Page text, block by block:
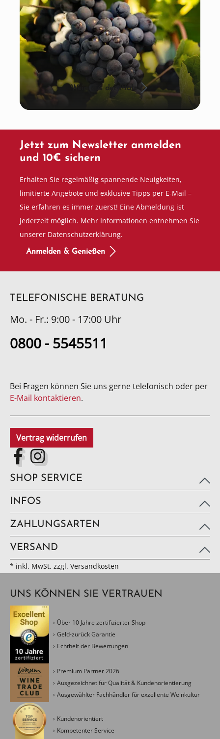
Wein aus der Pfalz
Jetzt zum Newsletter anmelden
und 10€ sichern
Erhalten Sie regelmäßig spannende Neuigkeiten,
limitierte Angebote und exklusive Tipps per E-Mail –
Sie erfahren es immer zuerst! Eine Abmeldung ist
jederzeit möglich. Mehr Informationen entnehmen Sie
unserer Datenschutzerklärung.
Anmelden & Genießen
TELEFONISCHE BERATUNG
Mo. - Fr.: 9:00 - 17:00 Uhr
0800 - 5545511
Bei Fragen können Sie uns gerne telefonisch oder per
E-Mail kontaktieren.
Vertrag widerrufen
SHOP SERVICE
INFOS
ZAHLUNGSARTEN
VERSAND
* inkl. MwSt, zzgl. Versandkosten
UNS KÖNNEN SIE VERTRAUEN
Über 10 Jahre zertifizierter Shop
Geld-zurück Garantie
Echtheit der Bewertungen
Premium Partner 2026
Ausgezeichnet für Qualität & Kundenorientierung
Ausgewählter Fachhändler für exzellente Weinkultur
Kundenorientiert
Kompetenter Service